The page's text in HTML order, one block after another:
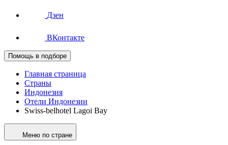
Дзен
ВКонтакте
Помощь в подборе
Главная страница
Страны
Индонезия
Отели Индонезии
Swiss-belhotel Lagoi Bay
Меню по стране